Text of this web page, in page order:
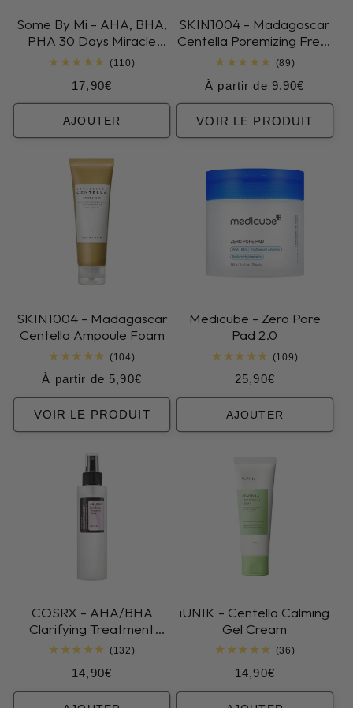
Some By Mi - AHA, BHA,
PHA 30 Days Miracle
Serum(110)110
Prix
habituel
17,90€
AJOUTER
SKIN1004 - Madagascar
Centella Poremizing Fresh
Ampoule(89)89
des
Prix
habituel
À partir de 9,90€
VOIR LE PRODUIT
SKIN1004 - Madagascar
Centella Ampoule Foam
(104)104
des
Prix
habituel
À partir de 5,90€
VOIR LE PRODUIT
Medicube - Zero Pore
Pad 2.0
(109)109
Prix
habituel
25,90€
AJOUTER
COSRX - AHA/BHA
Clarifying Treatment
Toner
(132)132
Prix
habituel
14,90€
iUNIK - Centella Calming
Gel Cream
(36)36
Prix
habituel
14,90€